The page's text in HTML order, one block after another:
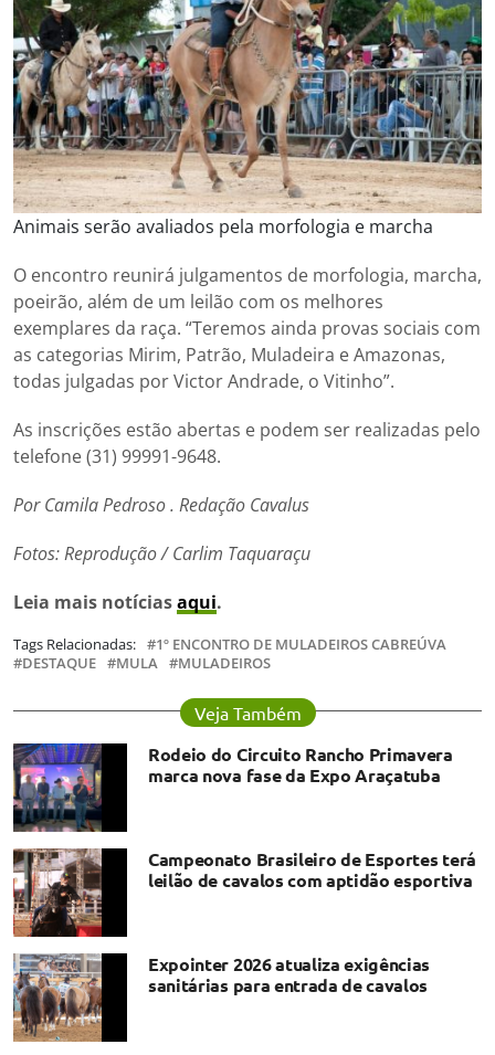
Animais serão avaliados pela morfologia e marcha
O encontro reunirá julgamentos de morfologia, marcha,
poeirão, além de um leilão com os melhores
exemplares da raça. “Teremos ainda provas sociais com
as categorias Mirim, Patrão, Muladeira e Amazonas,
todas julgadas por Victor Andrade, o Vitinho”.
As inscrições estão abertas e podem ser realizadas pelo
telefone (31) 99991-9648.
Por Camila Pedroso . Redação Cavalus
Fotos: Reprodução / Carlim Taquaraçu
Leia mais notíciasaqui.
Tags Relacionadas:
1º ENCONTRO DE MULADEIROS CABREÚVA
DESTAQUE
MULA MULADEIROS
Veja Também
Rodeio do Circuito Rancho Primavera
marca nova fase da Expo Araçatuba
Campeonato Brasileiro de Esportes terá
leilão de cavalos com aptidão esportiva
Expointer 2026 atualiza exigências
sanitárias para entrada de cavalos